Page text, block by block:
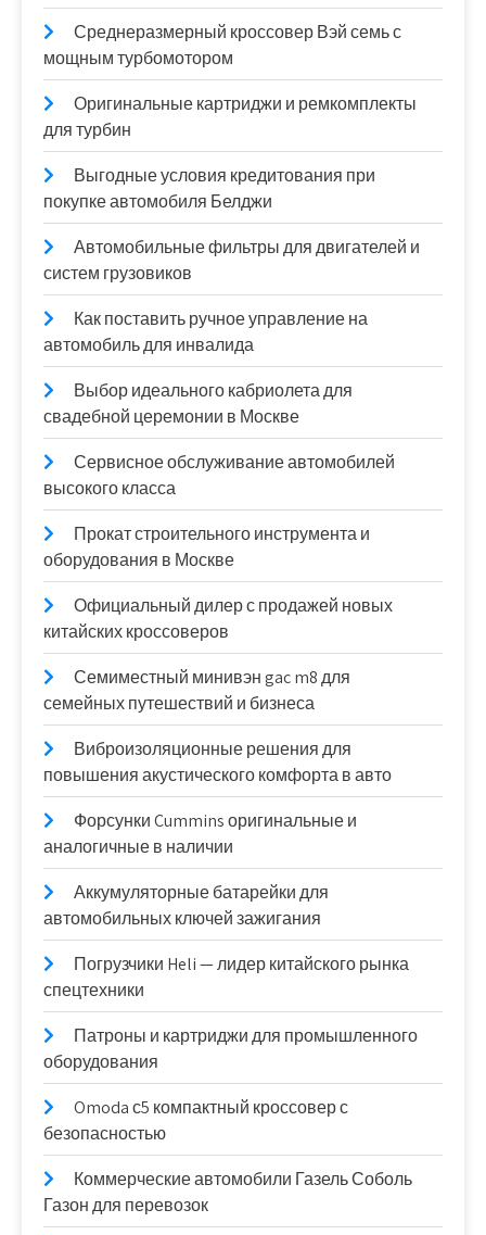
Среднеразмерный кроссовер Вэй семь с
мощным турбомотором
Оригинальные картриджи и ремкомплекты
для турбин
Выгодные условия кредитования при
покупке автомобиля Белджи
Автомобильные фильтры для двигателей и
систем грузовиков
Как поставить ручное управление на
автомобиль для инвалида
Выбор идеального кабриолета для
свадебной церемонии в Москве
Сервисное обслуживание автомобилей
высокого класса
Прокат строительного инструмента и
оборудования в Москве
Официальный дилер с продажей новых
китайских кроссоверов
Семиместный минивэн gac m8 для
семейных путешествий и бизнеса
Виброизоляционные решения для
повышения акустического комфорта в авто
Форсунки Cummins оригинальные и
аналогичные в наличии
Аккумуляторные батарейки для
автомобильных ключей зажигания
Погрузчики Heli — лидер китайского рынка
спецтехники
Патроны и картриджи для промышленного
оборудования
Omoda с5 компактный кроссовер с
безопасностью
Коммерческие автомобили Газель Соболь
Газон для перевозок